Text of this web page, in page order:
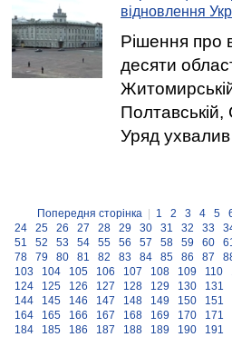
відновлення
Рішення про
десяти
Полтавській,
Уряд ухвалив
Попередня сторінка 1 2 3 4 5
24
25 26 27 28 29 30 31 32 33
51
52 53 54 55 56 57 58 59 60
78
79 80 81 82 83 84 85 86 87
103
104 105 106 107 108 109 110
124
125 126 127 128 129 130 131
144
145 146 147 148 149 150 151
164
165 166 167 168 169 170 171
184
185 186 187 188 189 190 191